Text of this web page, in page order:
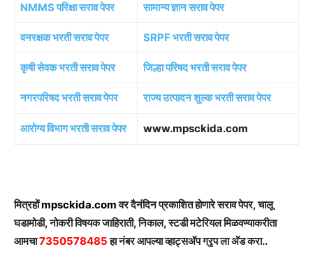
NMMS परिक्षा सराव पेपर सामान्य ज्ञान सराव पेपर
वनरक्षक भरती सराव पेपर SRPF भरती सराव पेपर
कृषी सेवक भरती सराव पेपर जिल्हा परिषद भरती सराव पेपर
नगरपरिषद भरती सराव पेपर राज्य उत्पादन शुल्क भरती सराव पेपर
आरोग्य विभाग भरती सराव पेपर www.mpsckida.com
मित्रहोंmpsckida.comवर दैनंदिन प्रकाशित होणारे सराव पेपर, चालू
घडामोडी, नोकरी विषयक जाहिराती, निकाल, स्टडी मटेरियल मिळवण्याकरीता
आमचा7350578485हा नंबर आपल्या व्हाट्सअ‍ॅप ग्रृप ला अ‍ॅड करा..